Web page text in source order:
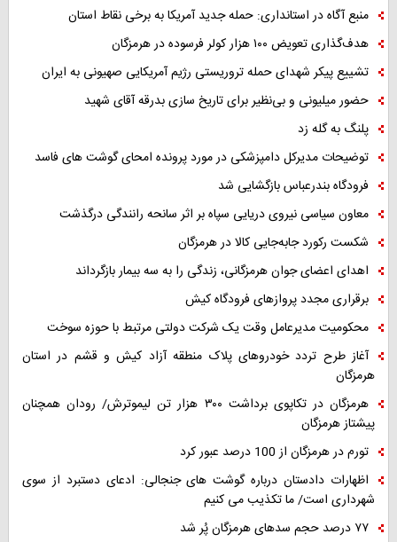
منبع آگاه در استانداری: حمله جدید آمریکا به برخی نقاط استان
هدف‌گذاری تعویض ۱۰۰ هزار کولر فرسوده در هرمزگان
تشییع پیکر شهدای حمله تروریستی رژیم آمریکایی صهیونی به ایران
حضور میلیونی و بی‌نظیر برای تاریخ سازی بدرقه آقای شهید
پلنگ به گله زد
توضیحات مدیرکل دامپزشکی در مورد پرونده امحای گوشت های فاسد
فرودگاه بندرعباس بازگشایی شد
معاون سیاسی نیروی دریایی سپاه بر اثر سانحه رانندگی درگذشت
شکست رکورد جابه‌جایی کالا در هرمزگان
اهدای اعضای جوان هرمزگانی، زندگی را به سه بیمار بازگرداند
برقراری مجدد پروازهای فرودگاه کیش
محکومیت مدیرعامل وقت یک شرکت دولتی مرتبط با حوزه سوخت
آغاز طرح تردد خودروهای پلاک منطقه آزاد کیش و قشم در استان
هرمزگان
هرمزگان در تکاپوی برداشت ۳۰۰ هزار تن لیموترش/ رودان همچنان
پیشتاز هرمزگان
تورم در هرمزگان از 100 درصد عبور کرد
اظهارات دادستان درباره گوشت های جنجالی: ادعای دستبرد از سوی
شهرداری است/ ما تکذیب می کنیم
۷۷ درصد حجم سدهای هرمزگان پُر شد